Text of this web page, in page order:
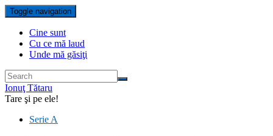
Toggle navigation
Cine sunt
Cu ce mă laud
Unde mă găsiţi
Ionuţ Tătaru
Tare şi pe ele!
Serie A